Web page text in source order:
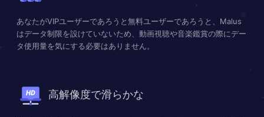
あなたがVIPユーザーであろうと無料ユーザーであろうと、Malus
はデータ制限を設けていないため、動画視聴や音楽鑑賞の際にデー
タ使用量を気にする必要はありません。
高解像度で滑らかな